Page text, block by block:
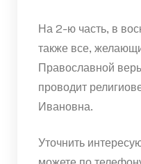
На 2-ю часть, в
также все,
Православной
проводит
Ивановна.
Уточнить